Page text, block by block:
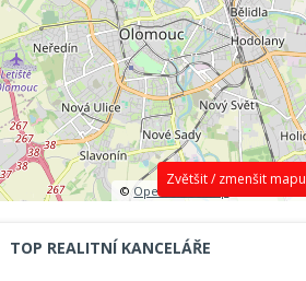
Zvětšit / zmenšit mapu
©OpenStreetMap contributors.
TOP REALITNÍ KANCELÁŘE